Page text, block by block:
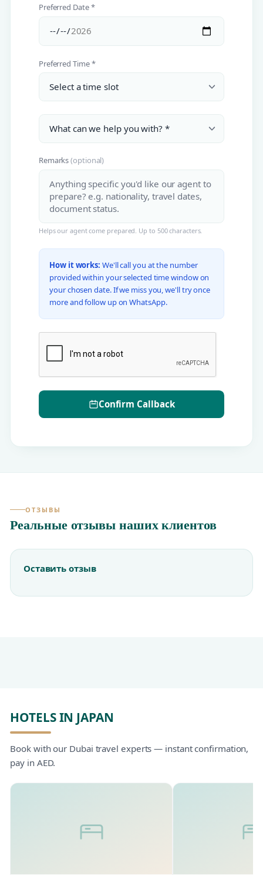
Preferred Date *
Preferred Time *
Remarks(optional)
Helps our agent come prepared. Up to 500 characters.
How it works: We'll call you at the number
provided within your selected time window on
your chosen date. If we miss you, we'll try once
more and follow up on WhatsApp.
Confirm Callback
ОТЗЫВЫ
Реальные отзывы наших клиентов
Оставить отзыв
HOTELS IN JAPAN
Book with our Dubai travel experts — instant confirmation,
pay in AED.